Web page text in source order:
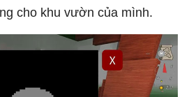
cho khu vườn của mình.